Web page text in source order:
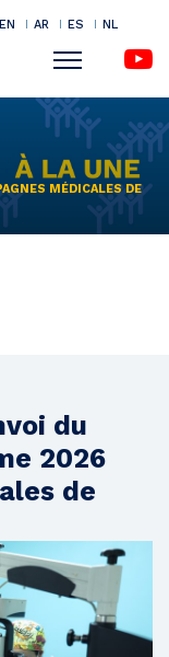
EN AR ES NL
Menu
MÉDICALES DE
du
2026
de